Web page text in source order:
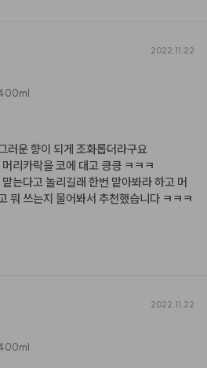
2022.11.22
400ml
러운 향이 되게 조화롭더라구요
리카락을 코에 대고 킁킁 ㅋㅋㅋ
는다고 놀리길래 한번 맡아봐라 하고 머
뭐 쓰는지 물어봐서 추천했습니다 ㅋㅋㅋ
2022.11.22
400ml